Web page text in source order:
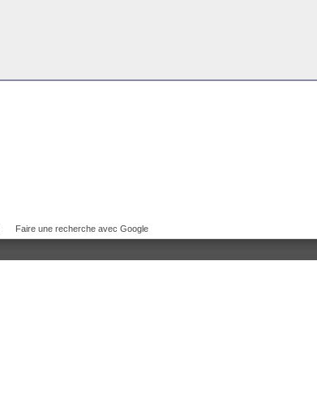
Faire une recherche avec Google